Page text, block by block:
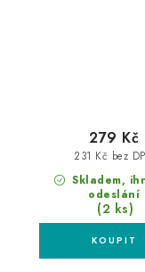
Skladem,
odeslání
(2 ks)
231 Kč bez
279 Kč